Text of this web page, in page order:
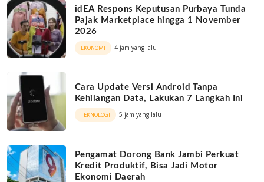
idEA Respons Keputusan Purbaya Tunda
Pajak Marketplace hingga 1 November
2026
EKONOMI 4 jam yang lalu
Cara Update Versi Android Tanpa
Kehilangan Data, Lakukan 7 Langkah Ini
TEKNOLOGI 5 jam yang lalu
Pengamat Dorong Bank Jambi Perkuat
Kredit Produktif, Bisa Jadi Motor
Ekonomi Daerah